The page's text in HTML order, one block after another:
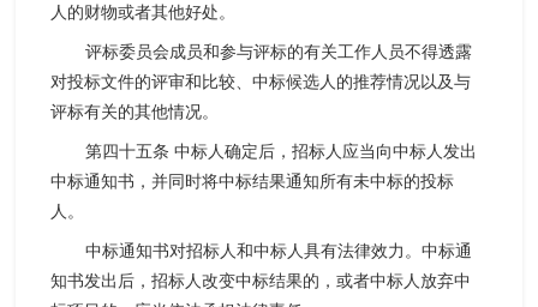
人的财物或者其他好处。
评标委员会成员和参与评标的有关工作人员不得透露
对投标文件的评审和比较、中标候选人的推荐情况以及与
评标有关的其他情况。
第四十五条 中标人确定后，招标人应当向中标人发出
中标通知书，并同时将中标结果通知所有未中标的投标
人。
中标通知书对招标人和中标人具有法律效力。中标通
知书发出后，招标人改变中标结果的，或者中标人放弃中